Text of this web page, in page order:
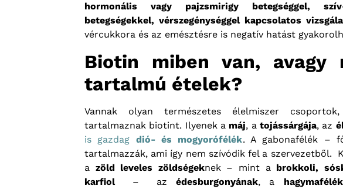
hormonális vagy pajzsmirigy betegséggel,
betegségekkel, vérszegénységgel kapcsolatos
vércukkora és az emésztésre is negatív hatást
Biotin miben van, avagy
tartalmú ételek?
Vannak olyan természetes élelmiszer
tartalmaznak biotint. Ilyenek a máj, a tojássárgája, az
is gazdag dió- és mogyorófélék. A gabonafélék –
tartalmazzák, ami így nem szívódik fel a szervezetből.
a zöld leveles zöldségeknek – mint a brokkoli,
karfiol
– azédesburgonyának, a hagymafélék